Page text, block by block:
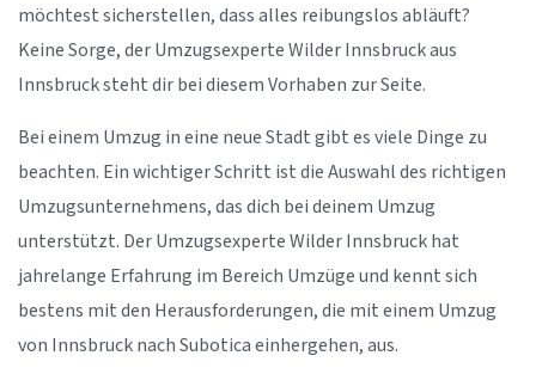
möchtest sicherstellen, dass alles reibungslos abläuft?
Keine Sorge, der Umzugsexperte Wilder Innsbruck aus
Innsbruck steht dir bei diesem Vorhaben zur Seite.
Bei einem Umzug in eine neue Stadt gibt es viele Dinge zu
beachten. Ein wichtiger Schritt ist die Auswahl des richtigen
Umzugsunternehmens, das dich bei deinem Umzug
unterstützt. Der Umzugsexperte Wilder Innsbruck hat
jahrelange Erfahrung im Bereich Umzüge und kennt sich
bestens mit den Herausforderungen, die mit einem Umzug
von Innsbruck nach Subotica einhergehen, aus.